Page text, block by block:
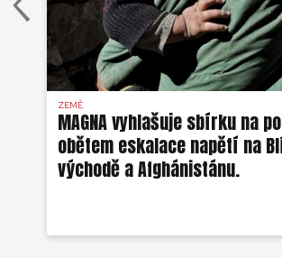
ZEMĚ
MAGNA vyhlašuje sbírku na
obětem eskalace napětí na
východě a Afghánistánu.